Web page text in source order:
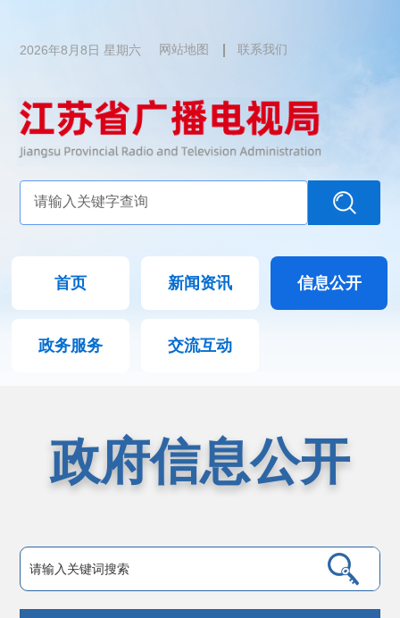
2026年8月8日 星期六 网站地图 联系我们
首页 新闻资讯 信息公开
政务服务 交流互动
政府信息公开